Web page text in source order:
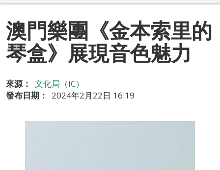
澳門樂團《金本索里的
琴盒》展現音色魅力
來源：
文化局（IC）
發布日期：
2024年2月22日 16:19